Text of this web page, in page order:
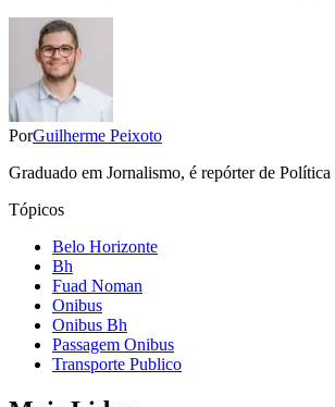
PorGuilherme Peixoto
Graduado em Jornalismo, é repórter de
Tópicos
Belo Horizonte
Bh
Fuad Noman
Onibus
Onibus Bh
Passagem Onibus
Transporte Publico